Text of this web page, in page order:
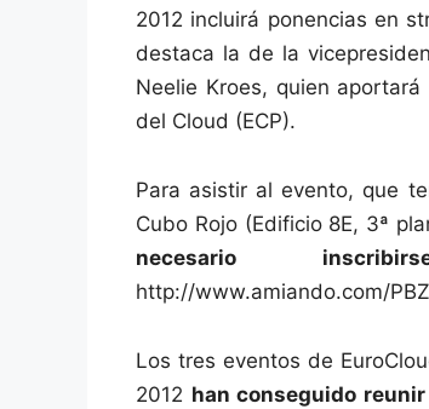
2012 incluirá ponencias en
destaca la de la
Neelie Kroes, quien
del Cloud (ECP).
Para asistir al evento, que
Cubo Rojo (Edificio 8E, 3ª
necesario
http://www.amiando.com/
Los tres eventos de
2012 han conseguido